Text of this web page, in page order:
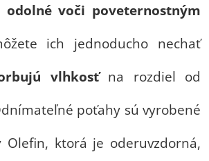
odolné voči poveternostným
ich jednoducho nechať
vlhkosťna rozdiel od
poťahy sú vyrobené
Olefin, ktorá je oderuvzdorná,